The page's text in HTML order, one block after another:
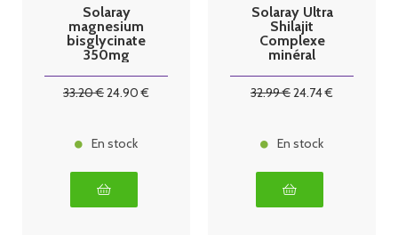
Solaray
magnesium
bisglycinate
350mg
33.20€24.90 €
En stock
Solaray Ultra
Shilajit
Complexe
minéral
32.99€24.74€
En stock